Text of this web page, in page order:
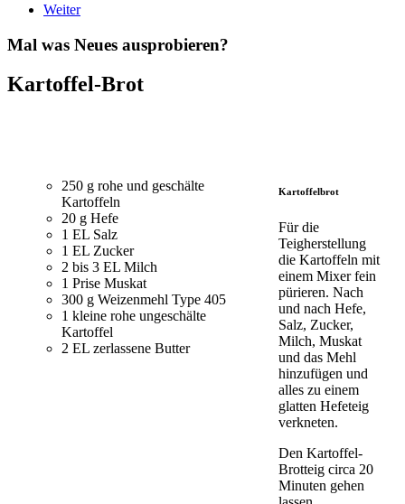
Weiter
Mal was Neues ausprobieren?
Kartoffel-Brot
250 g rohe und geschälte
Kartoffeln
20 g Hefe
1 EL Salz
1 EL Zucker
2 bis 3 EL Milch
1 Prise Muskat
300 g Weizenmehl Type 405
1 kleine rohe ungeschälte
Kartoffel
2 EL zerlassene Butter
Kartoffelbrot
Für die
Teigherstellung
die Kartoffeln mit
einem Mixer fein
pürieren. Nach
und nach Hefe,
Salz, Zucker,
Milch, Muskat
und das Mehl
hinzufügen und
alles zu einem
glatten Hefeteig
verkneten.
Den Kartoffel-
Brotteig circa 20
Minuten gehen